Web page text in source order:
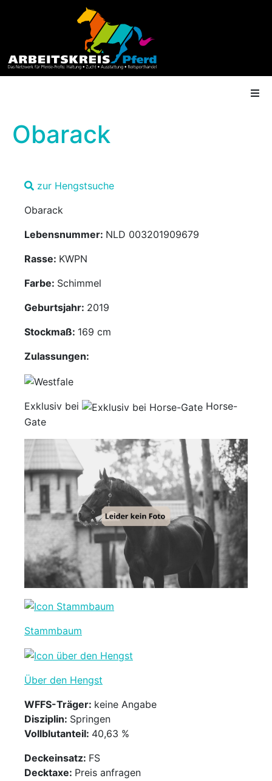
Termine
Gütesiegel
Mediathek
Partner
Account
Obarack
zur Hengstsuche
Obarack
Lebensnummer: NLD 003201909679
Rasse: KWPN
Farbe: Schimmel
Geburtsjahr: 2019
Stockmaß: 169 cm
Zulassungen:
Exklusiv bei
Horse-
Gate
Stammbaum
Über den Hengst
WFFS-Träger: keine Angabe
Disziplin: Springen
Vollblutanteil: 40,63 %
Deckeinsatz: FS
Decktaxe: Preis anfragen